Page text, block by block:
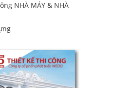
NHÀ MÁY & NHÀ